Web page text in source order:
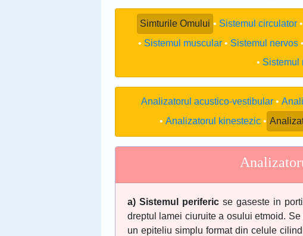
Simturile Omului Sistemul circulator
Sistemul muscular
Sistemul nervos
Sistemul
Analizatorul acustico-vestibular
Analizatorul kinestezic
a) Sistemul periferic se gaseste in
dreptul lamei ciuruite a osului etmoid.
un epiteliu simplu format din celule